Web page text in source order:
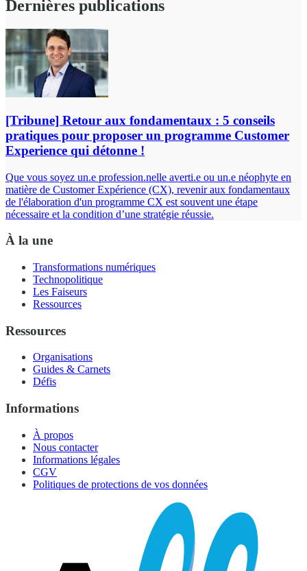
Dernières publications
[Tribune] Retour aux fondamentaux : 5 conseils
pratiques pour proposer un programme Customer
Experience qui détonne !
Que vous soyez un.e profession.nelle averti.e ou un.e néophyte en
matière de Customer Expérience (CX), revenir aux fondamentaux
de l'élaboration d'un programme CX est souvent une étape
nécessaire et la condition d’une stratégie réussie.
À la une
Transformations numériques
Technopolitique
Les Faiseurs
Ressources
Ressources
Organisations
Guides & Carnets
Défis
Informations
À propos
Nous contacter
Informations légales
CGV
Politiques de protections de vos données